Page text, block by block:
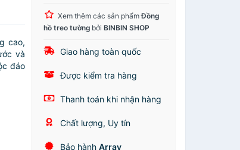
cao,
và
đáo
Xem thêm các sản phẩmĐồng
hồ treo tường bởiBINBIN SHOP
Giao hàng toàn quốc
Được kiểm tra hàng
Thanh toán khi nhận hàng
Chất lượng, Uy tín
Bảo hànhArray